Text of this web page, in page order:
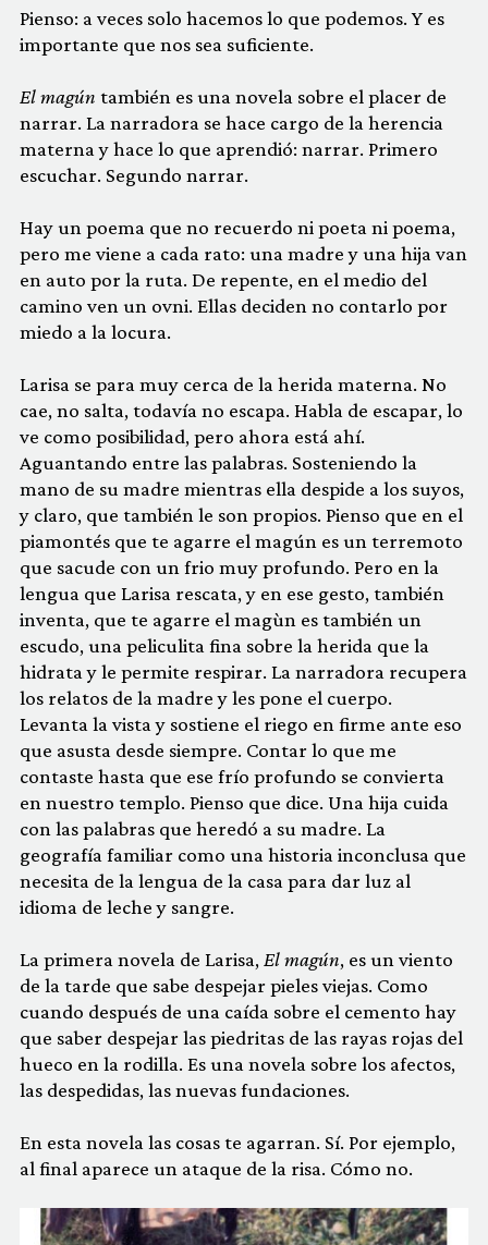
Pienso: a veces solo hacemos lo que podemos. Y es
importante que nos sea suficiente.
El magún también es una novela sobre el placer de
narrar. La narradora se hace cargo de la herencia
materna y hace lo que aprendió: narrar. Primero
escuchar. Segundo narrar.
Hay un poema que no recuerdo ni poeta ni poema,
pero me viene a cada rato: una madre y una hija van
en auto por la ruta. De repente, en el medio del
camino ven un ovni. Ellas deciden no contarlo por
miedo a la locura.
Larisa se para muy cerca de la herida materna. No
cae, no salta, todavía no escapa. Habla de escapar, lo
ve como posibilidad, pero ahora está ahí.
Aguantando entre las palabras. Sosteniendo la
mano de su madre mientras ella despide a los suyos,
y claro, que también le son propios. Pienso que en el
piamontés que te agarre el magún es un terremoto
que sacude con un frio muy profundo. Pero en la
lengua que Larisa rescata, y en ese gesto, también
inventa, que te agarre el magùn es también un
escudo, una peliculita fina sobre la herida que la
hidrata y le permite respirar. La narradora recupera
los relatos de la madre y les pone el cuerpo.
Levanta la vista y sostiene el riego en firme ante eso
que asusta desde siempre. Contar lo que me
contaste hasta que ese frío profundo se convierta
en nuestro templo. Pienso que dice. Una hija cuida
con las palabras que heredó a su madre. La
geografía familiar como una historia inconclusa que
necesita de la lengua de la casa para dar luz al
idioma de leche y sangre.
La primera novela de Larisa,El magún, es un viento
de la tarde que sabe despejar pieles viejas. Como
cuando después de una caída sobre el cemento hay
que saber despejar las piedritas de las rayas rojas del
hueco en la rodilla. Es una novela sobre los afectos,
las despedidas, las nuevas fundaciones.
En esta novela las cosas te agarran. Sí. Por ejemplo,
al final aparece un ataque de la risa. Cómo no.